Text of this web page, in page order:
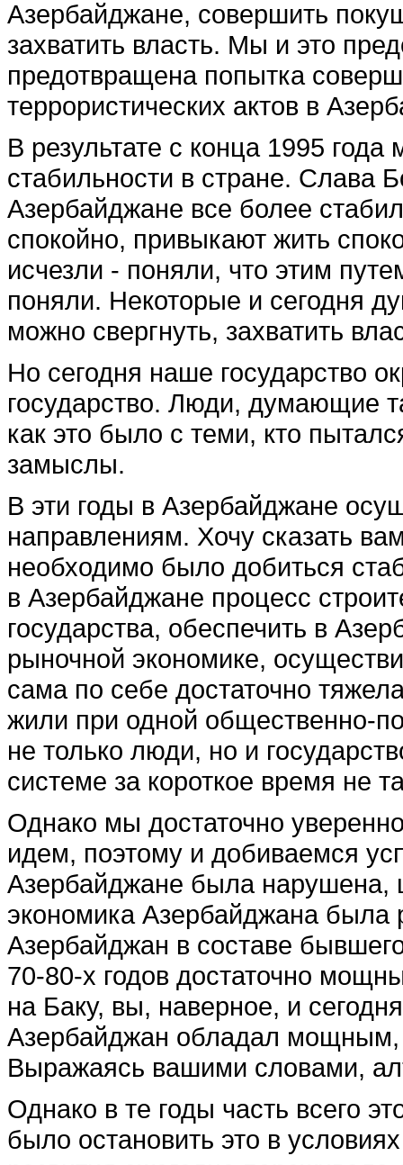
Азербайджане, совершить
захватить власть. Мы и это
предотвращена попытка
террористических актов в
В результате с конца 1995
стабильности в стране. Слава
Азербайджане все более
спокойно, привыкают жить
исчезли - поняли, что этим
поняли. Некоторые и сегодня
можно свергнуть, захватить
Но сегодня наше государство
государство. Люди, думающие
как это было с теми, кто
замыслы.
В эти годы в Азербайджане
направлениям. Хочу сказать
необходимо было добиться
в Азербайджане процесс
государства, обеспечить в
рыночной экономике,
сама по себе достаточно
жили при одной общественно-
не только люди, но и
системе за короткое время не
Однако мы достаточно
идем, поэтому и добиваемся
Азербайджане была нарушена,
экономика Азербайджана была
Азербайджан в составе
70-80-х годов достаточно
на Баку, вы, наверное, и
Азербайджан обладал
Выражаясь вашими словами,
Однако в те годы часть всего
было остановить это в